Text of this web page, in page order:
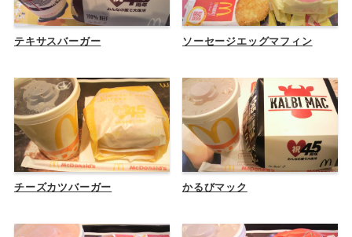
テキサスバーガー ソーセージエッグマフィン
チーズカツバーガー かるびマック